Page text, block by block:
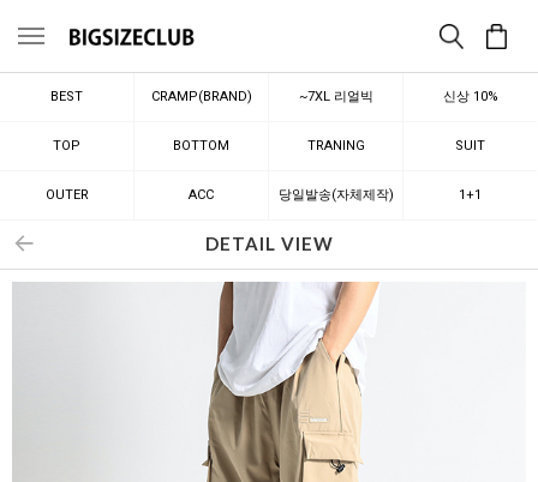
메뉴
BEST CRAMP(BRAND) ~7XL 리얼빅 신상 10%
TOP BOTTOM TRANING SUIT
OUTER ACC 당일발송(자체제작) 1+1
DETAIL VIEW